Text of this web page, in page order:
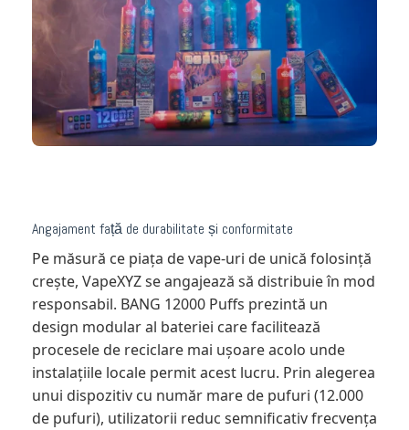
Angajament față de durabilitate și conformitate
Pe măsură ce piața de vape-uri de unică folosință
crește, VapeXYZ se angajează să distribuie în mod
responsabil. BANG 12000 Puffs prezintă un
design modular al bateriei care facilitează
procesele de reciclare mai ușoare acolo unde
instalațiile locale permit acest lucru. Prin alegerea
unui dispozitiv cu număr mare de pufuri (12.000
de pufuri), utilizatorii reduc semnificativ frecvența